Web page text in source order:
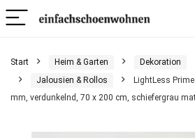
Start Heim & Garten Dekoration
Jalousien & Rollos
LightLess
mm, verdunkelnd, 70 x 200 cm, schiefergrau